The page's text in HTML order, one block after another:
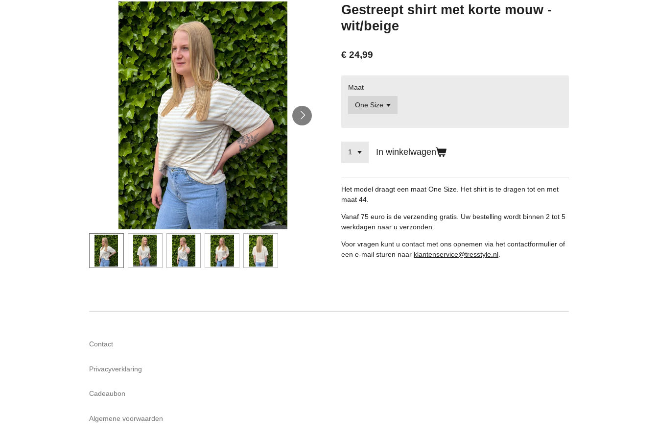
Gestreept shirt met korte mouw -
wit/beige
€ 24,99
Maat
In winkelwagen
Het model draagt een maat One Size. Het shirt is te dragen tot en met
maat 44.
Vanaf 75 euro is de verzending gratis. Uw bestelling wordt binnen 2 tot 5
werkdagen naar u verzonden.
Voor vragen kunt u contact met ons opnemen via het contactformulier of
een e-mail sturen naar klantenservice@tresstyle.nl
Contact
Privacyverklaring
Cadeaubon
Algemene voorwaarden